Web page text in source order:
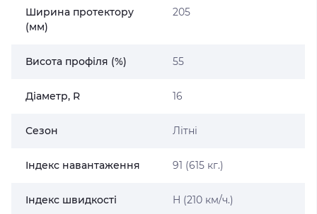
Ширина протектору
(мм)
205
Висота профіля (%) 55
Діаметр, R 16
Сезон Літні
Індекс навантаження 91 (615 кг.)
Індекс швидкості H (210 км/ч.)